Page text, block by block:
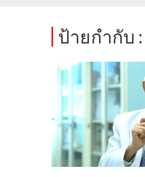
ป้ายกำกับ :